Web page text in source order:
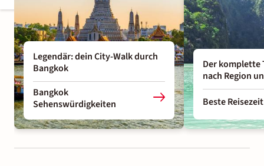
Legendär: dein City-Walk durch
Bangkok
Bangkok
Sehenswürdigkeiten
Der komplette
nach Region
Beste